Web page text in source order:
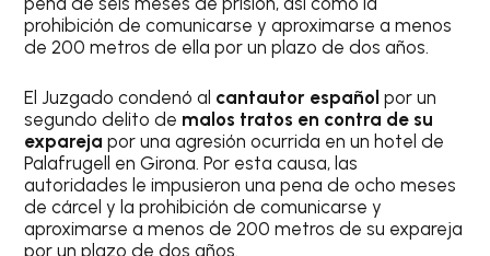
prohibición de comunicarse y aproximarse a menos
de 200 metros de ella por un plazo de dos años.
El Juzgado condenó al cantautor español por un
segundo delito de malos tratos en contra de su
expareja por una agresión ocurrida en un hotel de
Palafrugell en Girona. Por esta causa, las
autoridades le impusieron una pena de ocho meses
de cárcel y la prohibición de comunicarse y
aproximarse a menos de 200 metros de su expareja
por un plazo de dos años.